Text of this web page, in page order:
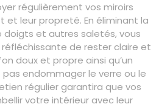
régulièrement vos miroirs
et leur propreté. En éliminant la
doigts et autres saletés, vous
de rester claire et
doux et propre ainsi qu’un
endommager le verre ou le
régulier garantira que vos
votre intérieur avec leur